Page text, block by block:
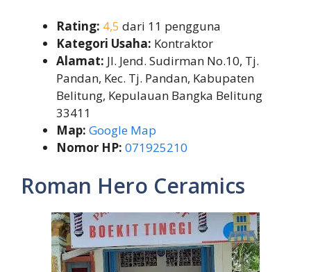
Rating: 4,5 dari 11 pengguna
Kategori Usaha: Kontraktor
Alamat: Jl. Jend. Sudirman No.10, Tj.
Pandan, Kec. Tj. Pandan, Kabupaten
Belitung, Kepulauan Bangka Belitung
33411
Map: Google Map
Nomor HP: 071925210
Roman Hero Ceramics